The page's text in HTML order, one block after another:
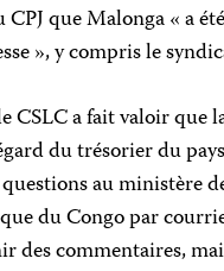
que Malonga « a
», y compris le
CSLC a fait valoir
du trésorier du
questions au ministère
du Congo par
des commentaires,